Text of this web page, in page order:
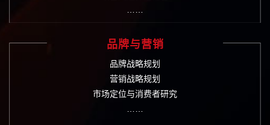
品牌与营销
品牌战略规划
营销战略规划
市场定位与消费者研究